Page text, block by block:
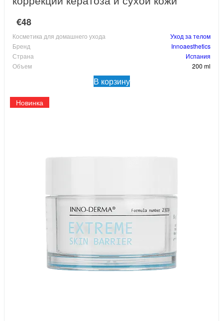
€48
Косметика для домашнего ухода
Уход за телом
Бренд
Innoaesthetics
Страна
Испания
Объем
200 ml
В корзину
Новинка